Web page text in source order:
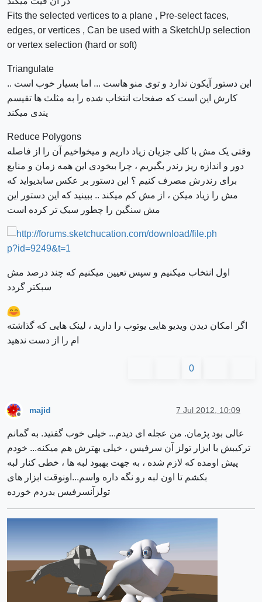
Fits the selected vertices to a plane , Pre-select faces,
edges, or vertices , Can be used with a SketchUp selection
or vertex selection (hard or soft)
Triangulate
این دستور آیکون ندارد و توی منو هاست ... اما بسیار خوب است ..
کارش این است که صفحات انتخاب شده را به مثلث ها تقیسم
یندی میکند
Reduce Polygons
وقتی یک مش با کلی جزیان زیاد داریم و میخواخیم آن را از فاصله
دور و اندازه ریز رندر بگیریم ، چرا بیخودی این همه زمان و منابع
برای رندرش مصرف کنیم ؟ این دستور بر عکس سابدیواید که
مش را زیاد میکن ، از مش کم میکند .. ببینید که این دستور این
مش سنگین را چطور سبک تر کرده است
اول انتخاب میکنیم و سپس تعیین میکنیم که چند درصد مش
سبکتر گردد
اگر امکان دیدن ویدیو هایی یوتوب را دارید ، لینک هایی که گذاشته
ام را از دست ندهید
0
majid 7 Jul 2012, 10:09
عالی بود پژمان. من عجله ای دیدم... خیلی خوب گفتید. به گمانم
ترکیبش با ابزار تولز آن سرفیس ، خیلی بهترش هم میکنه... خودم
پیش اومده که لازم شده ، به جهت بهبود لبه ها ، خطی کنار لبه
بکشم تا اون لبه رو نگه داره واسم...اونوقت ابزار های
تولزآنسرفیس بدردم خورده